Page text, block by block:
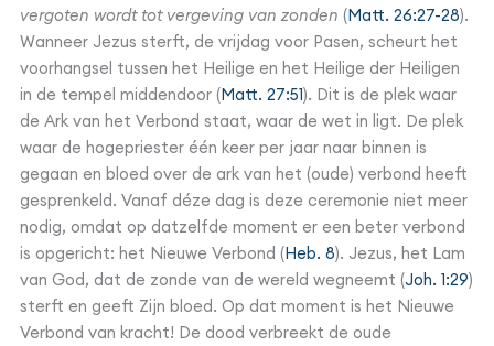
vergoten wordt tot vergeving van zonden (Matt. 26:27-28).
Wanneer Jezus sterft, de vrijdag voor Pasen, scheurt het
voorhangsel tussen het Heilige en het Heilige der Heiligen
in de tempel middendoor (Matt. 27:51). Dit is de plek waar
de Ark van het Verbond staat, waar de wet in ligt. De plek
waar de hogepriester één keer per jaar naar binnen is
gegaan en bloed over de ark van het (oude) verbond heeft
gesprenkeld. Vanaf déze dag is deze ceremonie niet meer
nodig, omdat op datzelfde moment er een beter verbond
is opgericht: het Nieuwe Verbond (Heb. 8). Jezus, het Lam
van God, dat de zonde van de wereld wegneemt (Joh. 1:29)
sterft en geeft Zijn bloed. Op dat moment is het Nieuwe
Verbond van kracht! De dood verbreekt de oude